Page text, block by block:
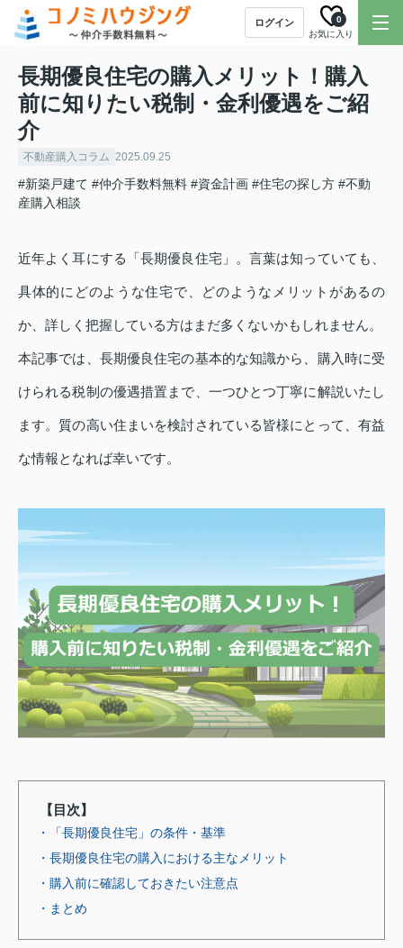
ログイン
お気に入り
0
長期優良住宅の購入メリット！購入
前に知りたい税制・金利優遇をご紹
介
不動産購入コラム 2025.09.25
#新築戸建て #仲介手数料無料 #資金計画 #住宅の探し方 #不動
産購入相談
近年よく耳にする「長期優良住宅」。言葉は知っていても、
具体的にどのような住宅で、どのようなメリットがあるの
か、詳しく把握している方はまだ多くないかもしれません。
本記事では、長期優良住宅の基本的な知識から、購入時に受
けられる税制の優遇措置まで、一つひとつ丁寧に解説いたし
ます。質の高い住まいを検討されている皆様にとって、有益
な情報となれば幸いです。
【目次】
・「長期優良住宅」の条件・基準
・長期優良住宅の購入における主なメリット
・購入前に確認しておきたい注意点
・まとめ